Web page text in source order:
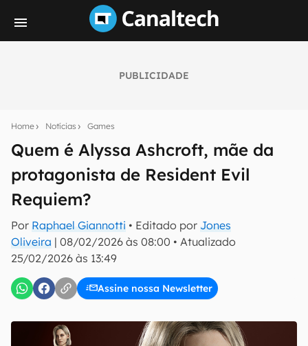
PUBLICIDADE
Home Notícias Games
Quem é Alyssa Ashcroft, mãe da
protagonista de Resident Evil
Requiem?
Por Raphael Giannotti • Editado por Jones
Oliveira | 08/02/2026 às 08:00 • Atualizado
25/02/2026 às 13:49
Assine nossa Newsletter
notícias e reviews sobre tecnologia em primeira
E-mail
inscreva-se
Uso e Política de Privacidade do Canaltech.